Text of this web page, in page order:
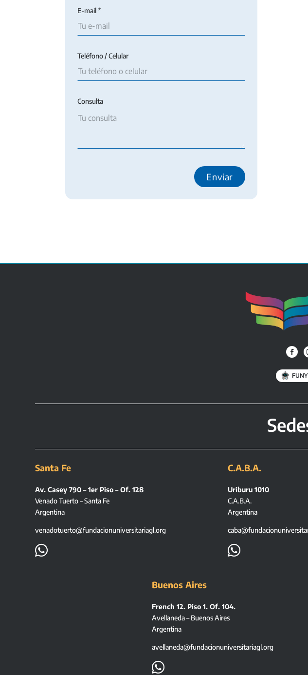
E-mail *
Teléfono / Celular
Consulta
Santa Fe
Av. Casey 790 – 1er Piso – Of. 128
Venado Tuerto – Santa Fe
Argentina
venadotuerto@fundacionuniversitariagl.org

C.A.B.A.
Uriburu 1010
C.A.B.A.
Argentina

Buenos Aires
French 12. Piso 1. Of. 104.
Avellaneda – Buenos Aires
Argentina
avellaneda@fundacionuniversitariagl.org
